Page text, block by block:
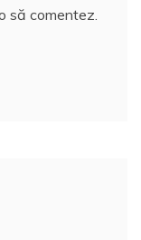
să comentez.